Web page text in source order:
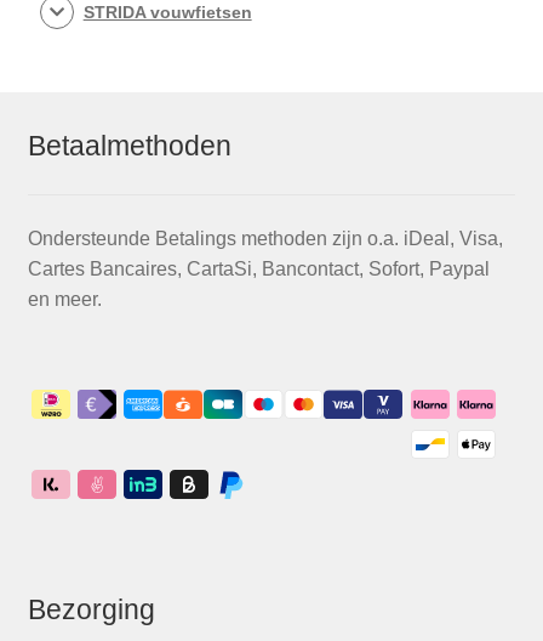
STRIDA vouwfietsen
Betaalmethoden
Ondersteunde Betalings methoden zijn o.a. iDeal, Visa,
Cartes Bancaires, CartaSi, Bancontact, Sofort, Paypal
en meer.
Bezorging